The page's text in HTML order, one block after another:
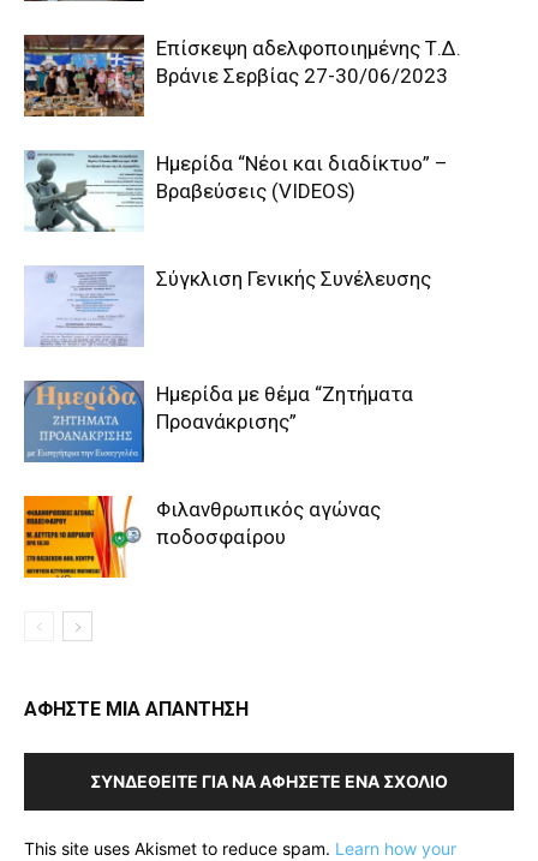
Επίσκεψη αδελφοποιημένης Τ.Δ.
Βράνιε Σερβίας 27-30/06/2023
Ημερίδα “Νέοι και διαδίκτυο” –
Βραβεύσεις (VIDEOS)
Σύγκλιση Γενικής Συνέλευσης
Ημερίδα με θέμα “Ζητήματα
Προανάκρισης”
Φιλανθρωπικός αγώνας
ποδοσφαίρου
ΑΦΗΣΤΕ ΜΙΑ ΑΠΑΝΤΗΣΗ
ΣΥΝΔΕΘΕΊΤΕ ΓΙΑ ΝΑ ΑΦΉΣΕΤΕ ΈΝΑ ΣΧΌΛΙΟ
This site uses Akismet to reduce spam. Learn how your